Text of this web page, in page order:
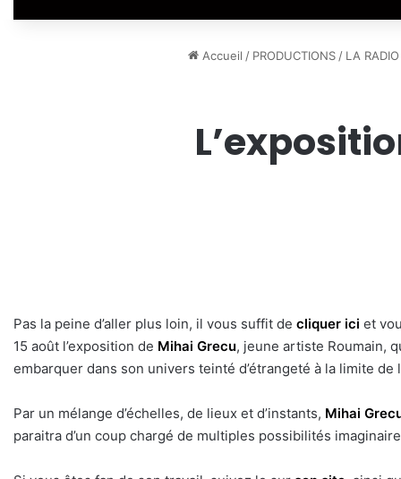
Accueil / PRODUCTIONS / LA RADIO
Pas la peine d’aller plus loin, il vous suffit de cliquer ici et
15 août l’exposition de Mihai Grecu, jeune artiste Roumain,
embarquer dans son univers teinté d’étrangeté à la limite
Par un mélange d’échelles, de lieux et d’instants, Mihai
paraitra d’un coup chargé de multiples possibilités